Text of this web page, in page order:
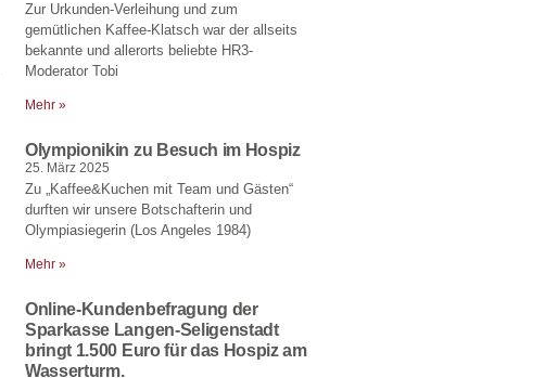
Zur Urkunden-Verleihung und zum
gemütlichen Kaffee-Klatsch war der allseits
bekannte und allerorts beliebte HR3-
Moderator Tobi
Mehr »
Olympionikin zu Besuch im Hospiz
25. März 2025
Zu „Kaffee&Kuchen mit Team und Gästen“
durften wir unsere Botschafterin und
Olympiasiegerin (Los Angeles 1984)
Mehr »
Online-Kundenbefragung der
Sparkasse Langen-Seligenstadt
bringt 1.500 Euro für das Hospiz am
Wasserturm.